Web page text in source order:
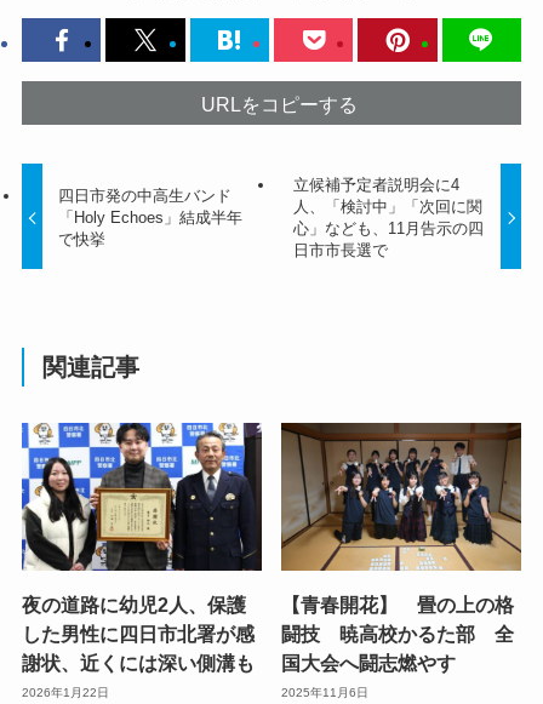
URLをコピーする
四日市発の中高生バンド
「Holy Echoes」結成半年
で快挙
立候補予定者説明会に4
人、「検討中」「次回に関
心」なども、11月告示の四
日市市長選で
関連記事
夜の道路に幼児2人、保護
した男性に四日市北署が感
謝状、近くには深い側溝も
2026年1月22日
【青春開花】 畳の上の格
闘技 暁高校かるた部 全
国大会へ闘志燃やす
2025年11月6日